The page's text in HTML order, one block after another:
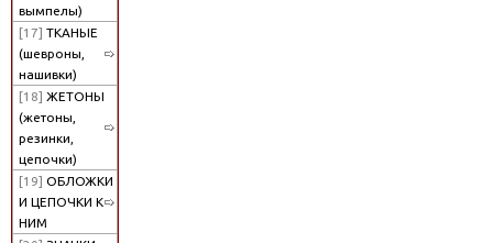
вымпелы)
[17] ТКАНЫЕ
(шевроны,
нашивки)
[18] ЖЕТОНЫ
(жетоны,
резинки,
цепочки)
[19] ОБЛОЖКИ
И ЦЕПОЧКИ К
НИМ